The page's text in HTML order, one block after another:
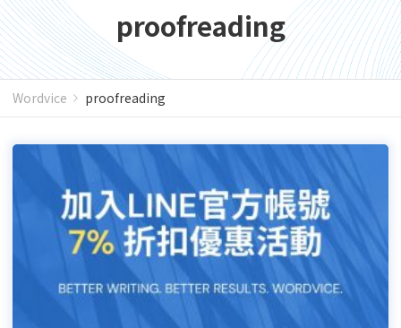
proofreading
Wordvice proofreading